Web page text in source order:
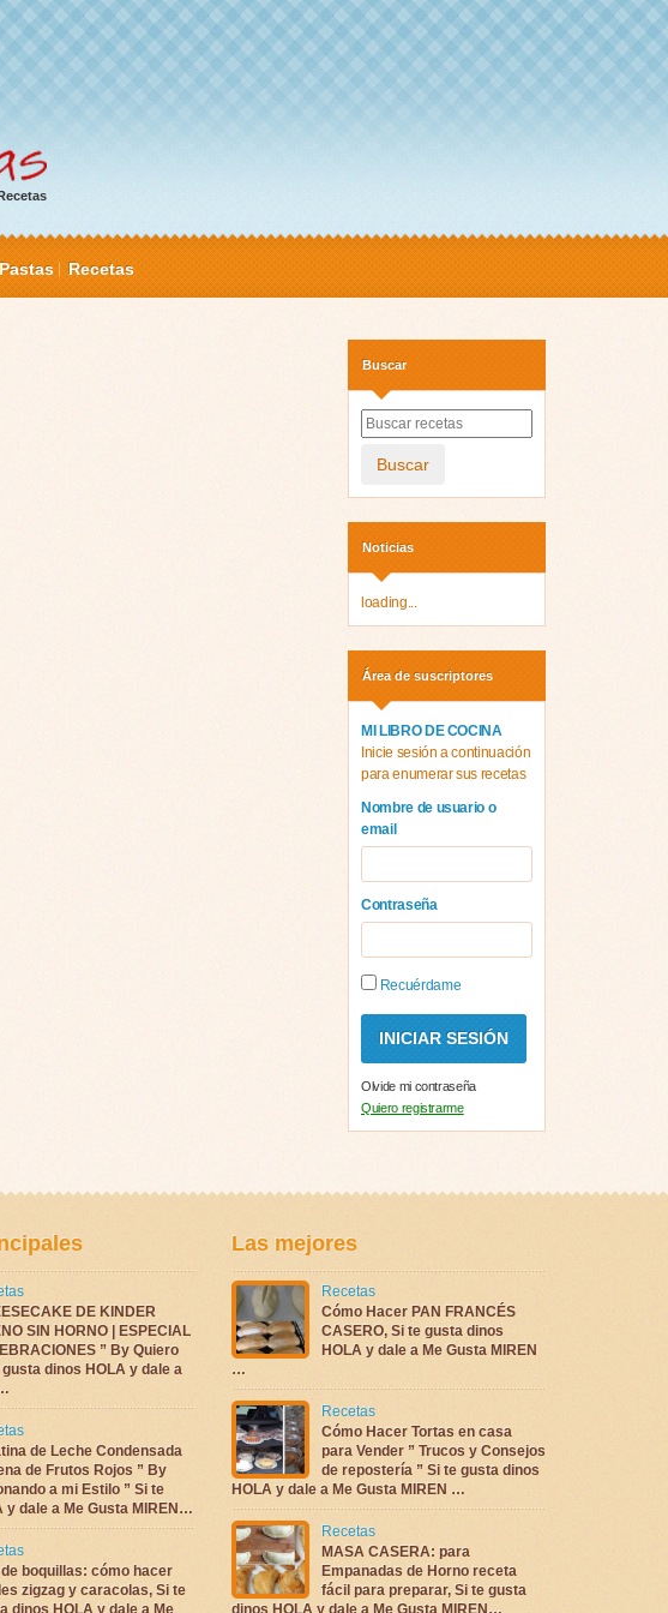
Pastas Recetas
Buscar
Buscar
Noticias
loading...
Área de suscriptores
MI LIBRO DE COCINA
Inicie sesión a continuación
para enumerar sus recetas
Nombre de usuario o
email
Contraseña
Recuérdame
Olvide mi contraseña
Quiero registrarme
DE KINDER
SIN HORNO | ESPECIAL
” By Quiero
dinos HOLA y dale a
de Leche Condensada
de Frutos Rojos ” By
a mi Estilo ” Si te
y dale a Me Gusta MIREN…
boquillas: cómo hacer
zigzag y caracolas, Si te
dinos HOLA y dale a Me
Las mejores
Recetas
Cómo Hacer PAN FRANCÉS
CASERO, Si te gusta dinos
HOLA y dale a Me Gusta MIREN
…
Recetas
Cómo Hacer Tortas en casa
para Vender ” Trucos y Consejos
de repostería ” Si te gusta dinos
HOLA y dale a Me Gusta MIREN …
Recetas
MASA CASERA: para
Empanadas de Horno receta
fácil para preparar, Si te gusta
dinos HOLA y dale a Me Gusta MIREN…